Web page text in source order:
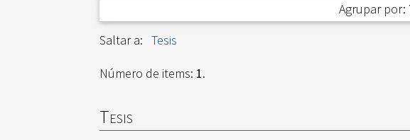
Agrupar por:
Saltar a: Tesis
Número de items: 1.
Tesis